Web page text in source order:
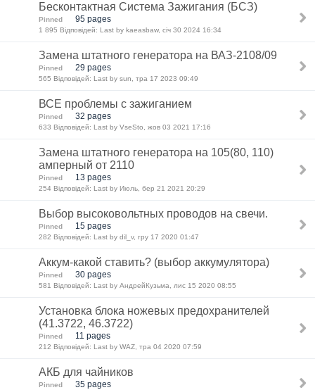
Бесконтактная Система Зажигания (БСЗ)
Pinned 95 pages
1 895 Відповідей: Last by kaeasbaw, січ 30 2024 16:34
Замена штатного генератора на ВАЗ-2108/09
Pinned 29 pages
565 Відповідей: Last by sun, тра 17 2023 09:49
ВСЕ проблемы с зажиганием
Pinned 32 pages
633 Відповідей: Last by VseSto, жов 03 2021 17:16
Замена штатного генератора на 105(80, 110)
амперный от 2110
Pinned 13 pages
254 Відповідей: Last by Июль, бер 21 2021 20:29
Выбор высоковольтных проводов на свечи.
Pinned 15 pages
282 Відповідей: Last by dil_v, гру 17 2020 01:47
Аккум-какой ставить? (выбор аккумулятора)
Pinned 30 pages
581 Відповідей: Last by АндрейКузьма, лис 15 2020 08:55
Установка блока ножевых предохранителей
(41.3722, 46.3722)
Pinned 11 pages
212 Відповідей: Last by WAZ, тра 04 2020 07:59
АКБ для чайников
Pinned 35 pages